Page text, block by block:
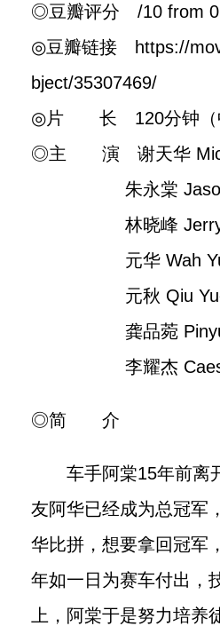
◎豆瓣评分 /10 from 0
◎豆瓣链接 https://
bject/35307469/
◎片 长 120分钟（
◎主 演 谢天华
朱永棠 Jason
林晓峰 Jerry
元华 Wah
元秋 Qiu
龚品菀 Pinyu
李耀杰
◎简 介
车手阿棠15年前离
友阿华已经成为总冠军
华比拼，想要拿回冠军
年如一日为赛车付出，
上，阿棠于是努力培养